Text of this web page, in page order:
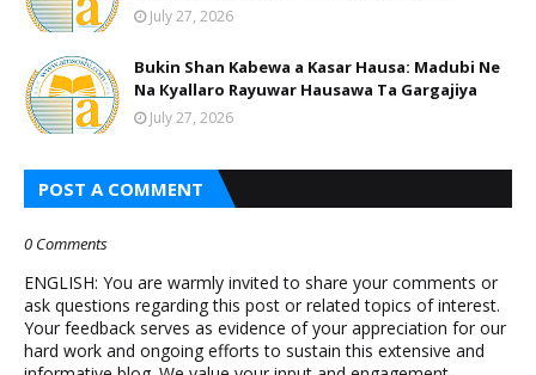
July 27, 2026
Bukin Shan Kabewa a Kasar Hausa: Madubi Ne
Na Кyallaro Rayuwar Hausawa Ta Gargajiya
July 27, 2026
POST A COMMENT
0 Comments
ENGLISH: You are warmly invited to share your comments or
ask questions regarding this post or related topics of interest.
Your feedback serves as evidence of your appreciation for our
hard work and ongoing efforts to sustain this extensive and